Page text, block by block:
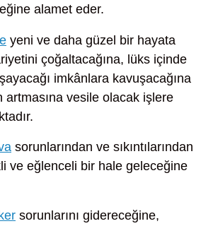
alamet eder.
yeni ve daha güzel bir hayata
çoğaltacağına, lüks içinde
imkânlara kavuşacağına
vesile olacak işlere
sorunlarından ve sıkıntılarından
ve eğlenceli bir hale geleceğine
sorunlarını gidereceğine,